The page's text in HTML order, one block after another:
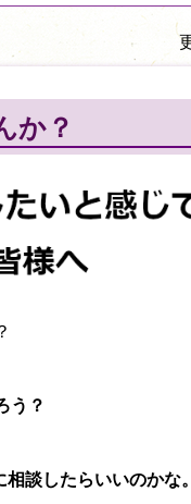
か？
う？
談したらいいのかな。